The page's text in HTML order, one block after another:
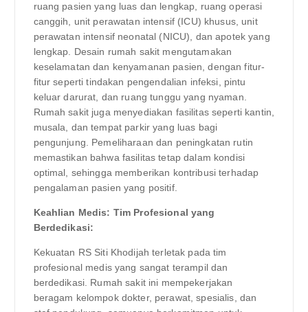
ruang pasien yang luas dan lengkap, ruang operasi
canggih, unit perawatan intensif (ICU) khusus, unit
perawatan intensif neonatal (NICU), dan apotek yang
lengkap. Desain rumah sakit mengutamakan
keselamatan dan kenyamanan pasien, dengan fitur-
fitur seperti tindakan pengendalian infeksi, pintu
keluar darurat, dan ruang tunggu yang nyaman.
Rumah sakit juga menyediakan fasilitas seperti kantin,
musala, dan tempat parkir yang luas bagi
pengunjung. Pemeliharaan dan peningkatan rutin
memastikan bahwa fasilitas tetap dalam kondisi
optimal, sehingga memberikan kontribusi terhadap
pengalaman pasien yang positif.
Keahlian Medis: Tim Profesional yang
Berdedikasi:
Kekuatan RS Siti Khodijah terletak pada tim
profesional medis yang sangat terampil dan
berdedikasi. Rumah sakit ini mempekerjakan
beragam kelompok dokter, perawat, spesialis, dan